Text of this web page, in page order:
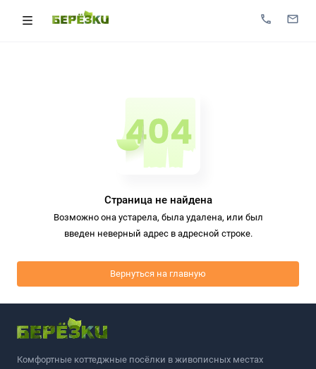
Страница не найдена
Возможно она устарела, была удалена, или был
введен неверный адрес в адресной строке.
Вернуться на главную
Комфортные коттеджные посёлки в живописных местах